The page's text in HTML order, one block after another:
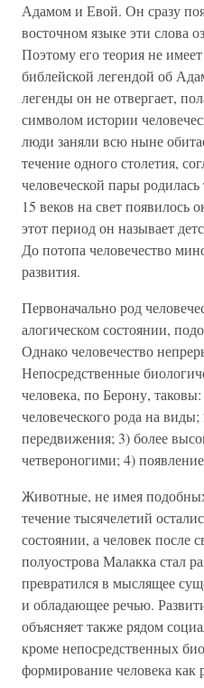
Адамом и Евой. Он сразу
восточном языке эти слова
Поэтому его теория не
библейской легендой об
легенды он не отвергает,
символом истории
люди заняли всю ныне
течение одного столетия,
человеческой пары
15 веков на свет появилось
этот период он называет
До потопа человечество
развития.
Первоначально род
алогическом состоянии,
Однако человечество
Непосредственные
человека, по Берону,
человеческого рода на
передвижения; 3) более
четвероногими; 4)
Животные, не имея
течение тысячелетий
состоянии, а человек после
полуострова Малакка стал
превратился в мыслящее
и обладающее речью.
объясняет также рядом
кроме непосредственных
формирование человека как